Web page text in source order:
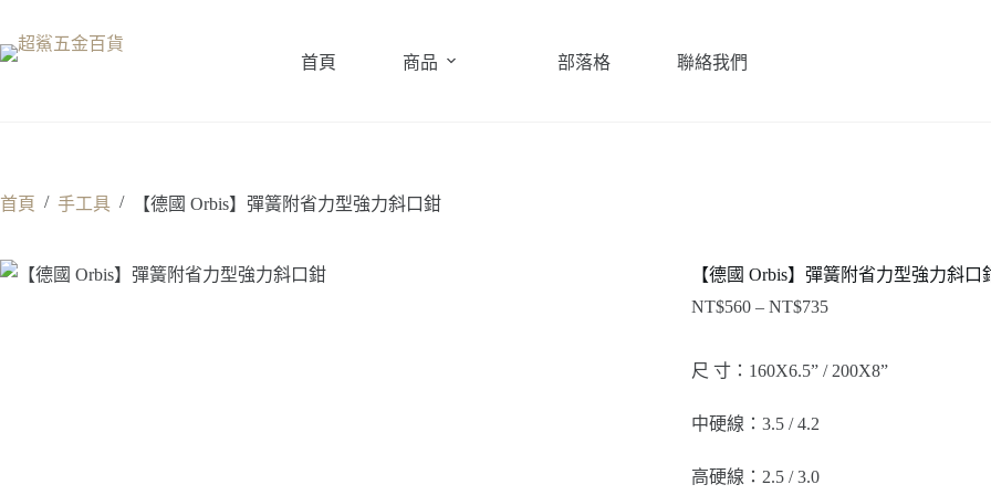
至
主
首頁 商品 部落格 聯絡我們
首頁 / 手工具 / 【德國 Orbis】彈簧附省力型強力斜口鉗
【德國 Orbis】彈簧附省力型強力斜口
NT$560 – NT$735價
範
尺 寸：160X6.5” / 200X8”
中硬線：3.5 / 4.2
高硬線：2.5 / 3.0